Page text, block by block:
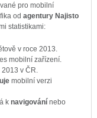
pro mobilní
od agentury Najisto
statistikami:
v roce 2013.
mobilní zařízení.
v ČR.
mobilní verzi
k navigovánínebo